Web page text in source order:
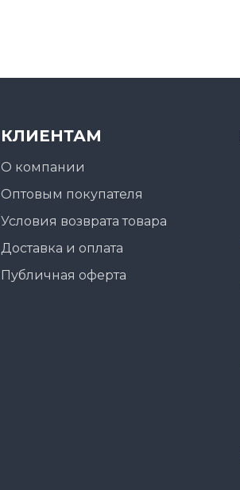
КЛИЕНТАМ
О компании
Оптовым покупателя
Условия возврата товара
Доставка и оплата
Публичная оферта